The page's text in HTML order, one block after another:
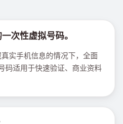
次性虚拟号码。
实手机信息的情况下，全面
码适用于快速验证、商业资料